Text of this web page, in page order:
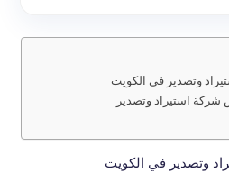
وتصدير في الكويت
استيراد وتصدير
وتصدير في الكويت